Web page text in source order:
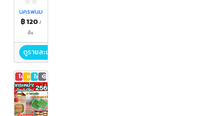
นครพนม
฿ 120 /
ชิ้น
ดูรายละเอียด
โปรโมชัน
ขายดีใหม่